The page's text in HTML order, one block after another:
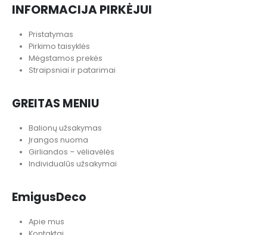
INFORMACIJA PIRKĖJUI
Pristatymas
Pirkimo taisyklės
Mėgstamos prekės
Straipsniai ir patarimai
GREITAS MENIU
Balionų užsakymas
Įrangos nuoma
Girliandos – vėliavėlės
Individualūs užsakymai
EmigusDeco
Apie mus